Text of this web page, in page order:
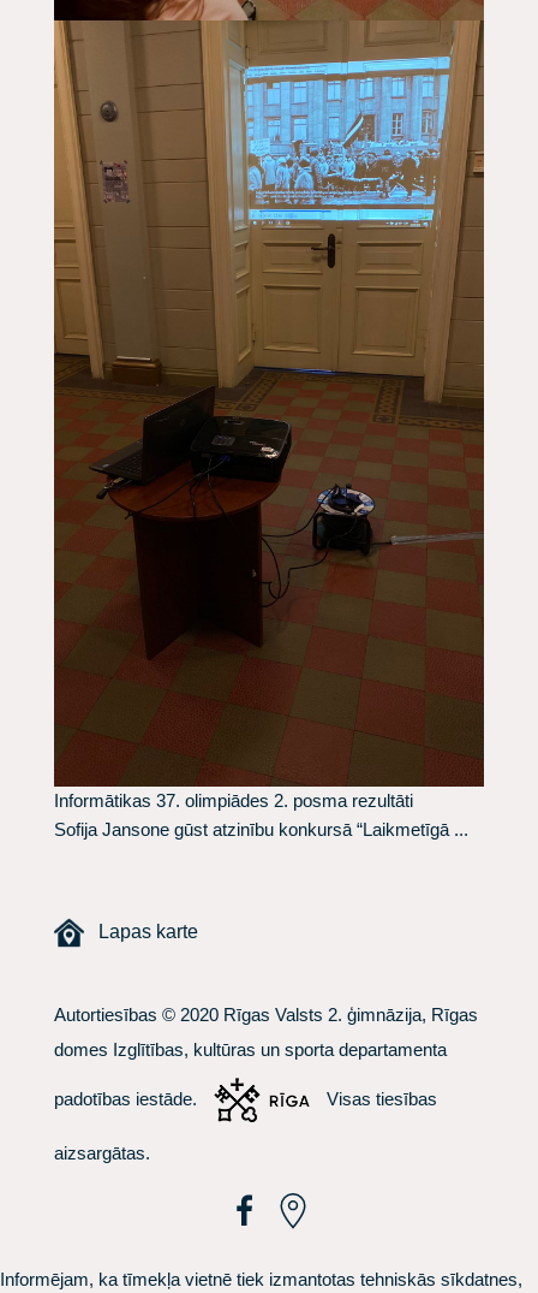
Informātikas 37. olimpiādes 2. posma rezultāti
Sofija Jansone gūst atzinību konkursā “Laikmetīgā ...
Lapas karte
Autortiesības © 2020 Rīgas Valsts 2. ģimnāzija, Rīgas
domes Izglītības, kultūras un sporta departamenta
padotības iestāde. Visas tiesības
aizsargātas.
Informējam, ka tīmekļa vietnē tiek izmantotas tehniskās sīkdatnes,